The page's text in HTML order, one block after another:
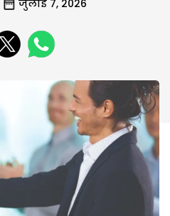
जुलाई 7, 2026